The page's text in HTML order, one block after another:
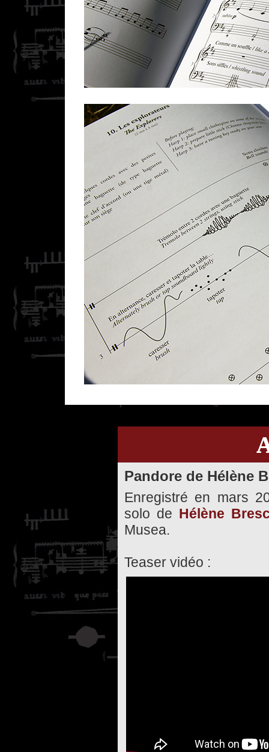
Pandore de Hélène
Enregistré en mars
solo de Hélène
Musea.
Teaser vidéo :